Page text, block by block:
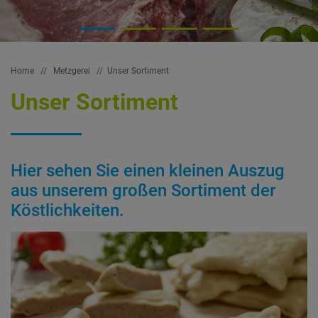
Home // Metzgerei // Unser Sortiment
Unser Sortiment
Hier sehen Sie einen kleinen Auszug
aus unserem großen Sortiment der
Köstlichkeiten.